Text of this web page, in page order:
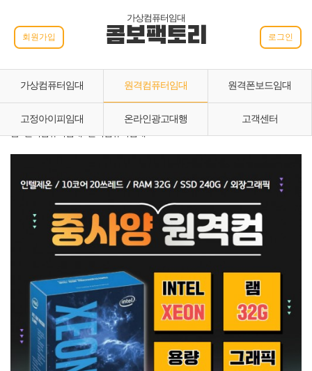
가상컴퓨터임대
콤보팩토리
회원가입 로그인
가상컴퓨터임대 원격컴퓨터임대 원격폰보드임대
고정아이피임대 온라인광고대행
고객센터
홈 › 원격컴퓨터임대 › 원격컴퓨터임대